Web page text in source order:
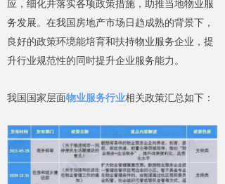
应，细化并落实各项政策措施，助推当地物业服
务发展。在我国房地产市场日趋成熟的背景下，
良好的政策环境能培育和扶持物业服务企业，提
升行业规范性的同时提升企业服务能力。
我国国家层面物业服务行业相关政策汇总如下：